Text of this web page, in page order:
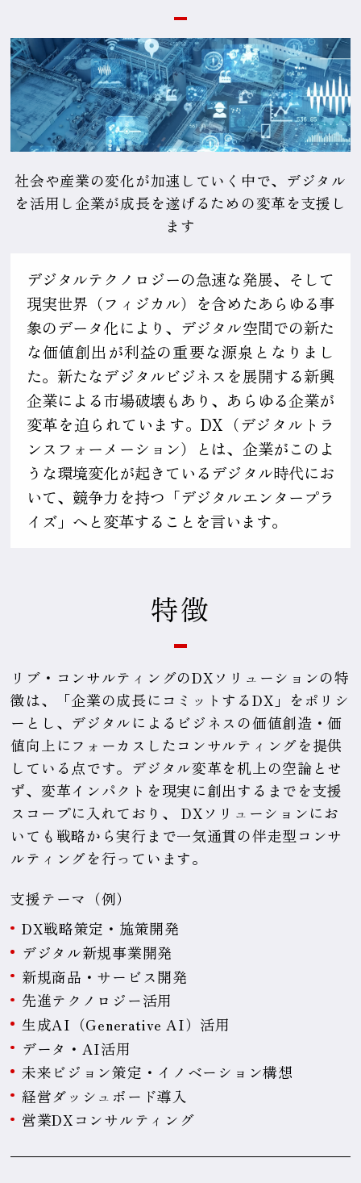
社会や産業の変化が加速していく中で、デジタル
を活用し企業が成長を遂げるための変革を支援し
ます
デジタルテクノロジーの急速な発展、そして
現実世界（フィジカル）を含めたあらゆる事
象のデータ化により、デジタル空間での新た
な価値創出が利益の重要な源泉となりまし
た。新たなデジタルビジネスを展開する新興
企業による市場破壊もあり、あらゆる企業が
変革を迫られています。DX（デジタルトラ
ンスフォーメーション）とは、企業がこのよ
うな環境変化が起きているデジタル時代にお
いて、競争力を持つ「デジタルエンタープラ
イズ」へと変革することを言います。
特徴
リブ・コンサルティングのDXソリューションの特
徴は、「企業の成長にコミットするDX」をポリシ
ーとし、デジタルによるビジネスの価値創造・価
値向上にフォーカスしたコンサルティングを提供
している点です。デジタル変革を机上の空論とせ
ず、変革インパクトを現実に創出するまでを支援
スコープに入れており、 DXソリューションにお
いても戦略から実行まで一気通貫の伴走型コンサ
ルティングを行っています。
支援テーマ（例）
DX戦略策定・施策開発
デジタル新規事業開発
新規商品・サービス開発
先進テクノロジー活用
生成AI（Generative AI）活用
データ・AI活用
未来ビジョン策定・イノベーション構想
経営ダッシュボード導入
営業DXコンサルティング